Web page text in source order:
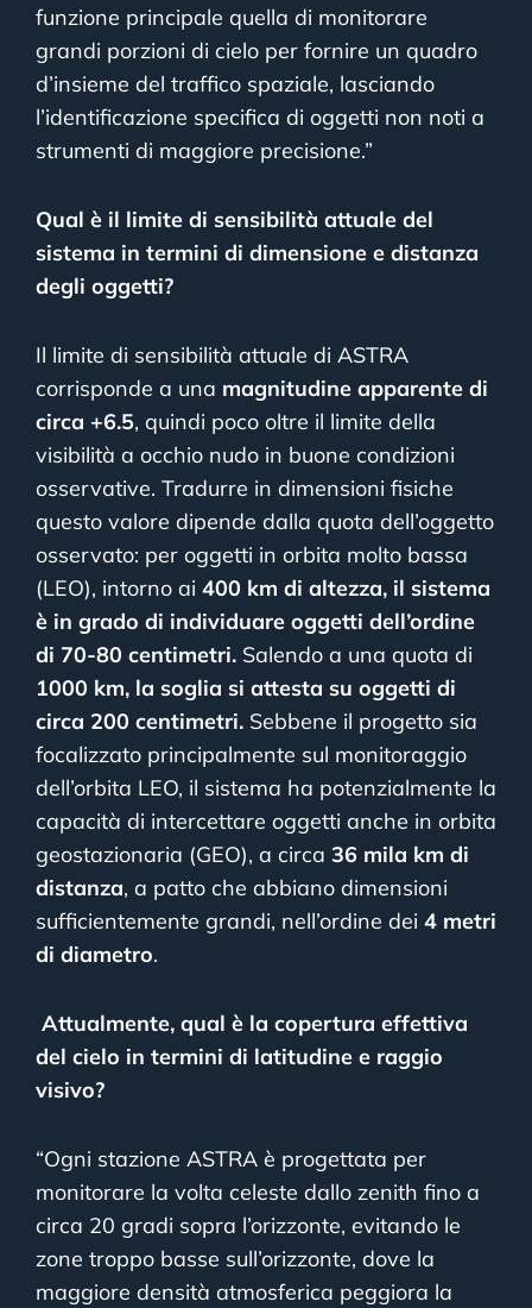
funzione principale quella di monitorare
grandi porzioni di cielo per fornire un quadro
d’insieme del traffico spaziale, lasciando
l’identificazione specifica di oggetti non noti a
strumenti di maggiore precisione.”
Qual è il limite di sensibilità attuale del
sistema in termini di dimensione e distanza
degli oggetti?
Il limite di sensibilità attuale di ASTRA
corrisponde a una magnitudine apparente di
circa +6.5, quindi poco oltre il limite della
visibilità a occhio nudo in buone condizioni
osservative. Tradurre in dimensioni fisiche
questo valore dipende dalla quota dell’oggetto
osservato: per oggetti in orbita molto bassa
(LEO), intorno ai 400 km di altezza, il sistema
è in grado di individuare oggetti dell’ordine
di 70-80 centimetri. Salendo a una quota di
1000 km, la soglia si attesta su oggetti di
circa 200 centimetri. Sebbene il progetto sia
focalizzato principalmente sul monitoraggio
dell’orbita LEO, il sistema ha potenzialmente la
capacità di intercettare oggetti anche in orbita
geostazionaria (GEO), a circa 36 mila km di
distanza, a patto che abbiano dimensioni
sufficientemente grandi, nell’ordine dei 4 metri
di diametro.
Attualmente, qual è la copertura effettiva
del cielo in termini di latitudine e raggio
visivo?
“Ogni stazione ASTRA è progettata per
monitorare la volta celeste dallo zenith fino a
circa 20 gradi sopra l’orizzonte, evitando le
zone troppo basse sull’orizzonte, dove la
maggiore densità atmosferica peggiora la